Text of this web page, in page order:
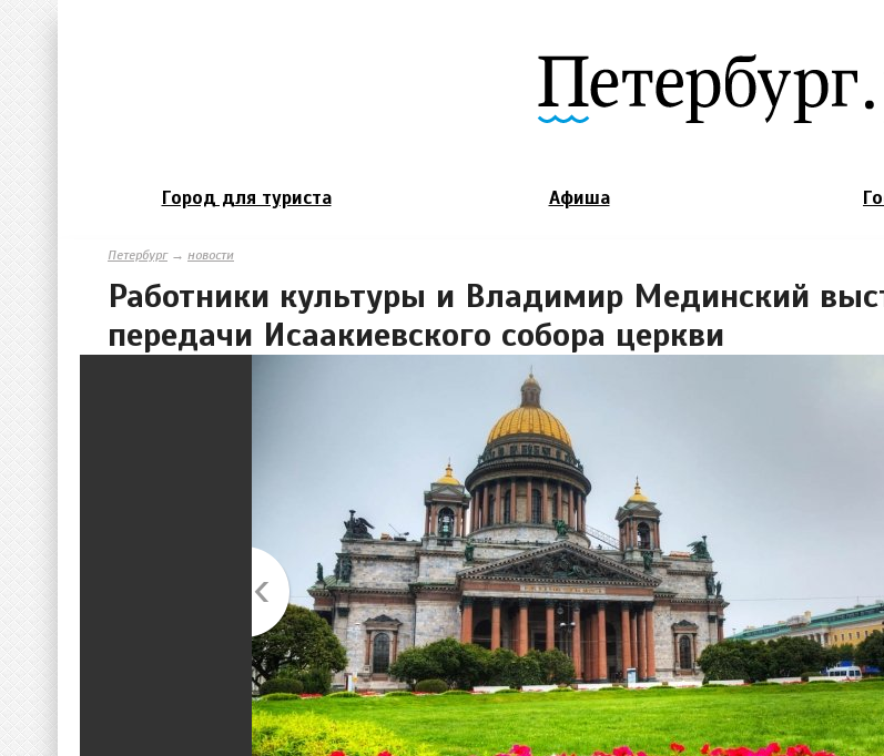
Город для туриста Афиша
Петербург→ новости
Работники культуры и Владимир Мединский
передачи Исаакиевского собора церкви